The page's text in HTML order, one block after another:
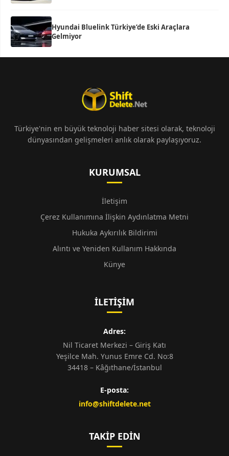
Hyundai Bluelink Türkiye’de Eski Araçlara
Gelmiyor
Türkiye'nin en büyük teknoloji haber sitesi olarak, teknoloji
dünyasından gelişmeleri anlık olarak paylaşıyoruz.
KURUMSAL
İletişim
Çerez Kullanımına İlişkin Aydınlatma Metni
Hukuka Aykırılık Bildirimi
Alıntı ve Yeniden Kullanım Hakkında
Künye
İLETIŞIM
Adres:
Nil Ticaret Merkezi – Giriş Katı
Yeşilce Mah. Yunus Emre Cd. No:8
34418 – Kâğıthane/İstanbul
E-posta:
info@shiftdelete.net
TAKIP EDIN